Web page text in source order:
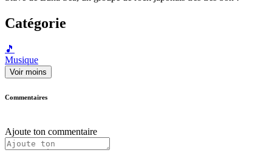
Catégorie
🎵
Musique
Voir moins
Commentaires
Ajoute ton commentaire